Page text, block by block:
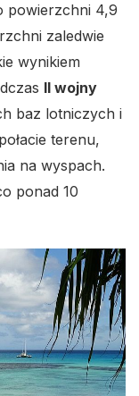
powierzchni 4,9
zaledwie
wynikiem
II wojny
baz lotniczych i
terenu,
na wyspach.
ponad 10